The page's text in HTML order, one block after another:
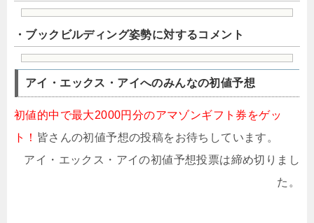
・ブックビルディング姿勢に対するコメント
アイ・エックス・アイへのみんなの初値予想
初値的中で最大2000円分のアマゾンギフト券をゲッ
ト！ 皆さんの初値予想の投稿をお待ちしています。
アイ・エックス・アイの初値予想投票は締め切りまし
た。